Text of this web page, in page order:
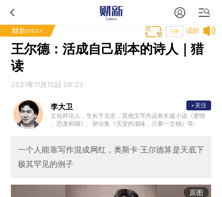
财新mini+ 试听
T中
王尔德：活成自己剧本的诗人｜猎
读
2021年11月10日 08:23
李大卫
文化评论人，生长于北京，其他文字作品有长篇小说《爱情
、恐龙和猫》、评论集《天堂的滋味，只要一文钱》等。
+关注
一个人能靠写作混成网红，奥斯卡·王尔德算是天底下
极其罕见的例子
原图